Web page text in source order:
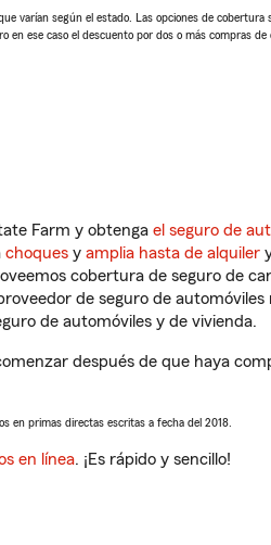
varían según el estado. Las opciones de
en ese caso el descuento por dos o más compras
Farm y obtenga el seguro de
choques y amplia hasta de alquiler
cobertura de seguro de
de seguro de
de automóviles y de vivienda.
después de que haya
en primas directas escritas a fecha del 2018.
en línea. ¡Es rápido y sencillo!